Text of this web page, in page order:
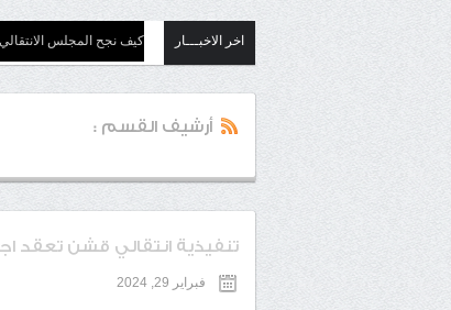
اخر الاخبـــار كيف نجح المجلس
أرشيف القسم :
تنفيذية انتقالي قشن تعقد
فبراير 29, 2024